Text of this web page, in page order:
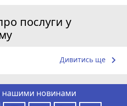
послуги у
Дивитись ще keyboard_arrow_right
нашими новинами